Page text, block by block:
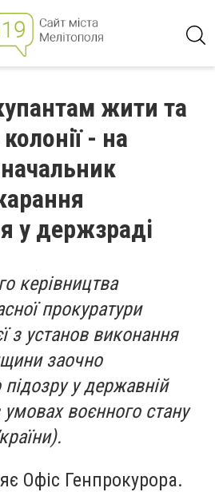
жити та
- на
у держзраді
керівництва
прокуратури
з установ виконання
заочно
у державній
умовах воєнного стану
Офіс Генпрокурора.